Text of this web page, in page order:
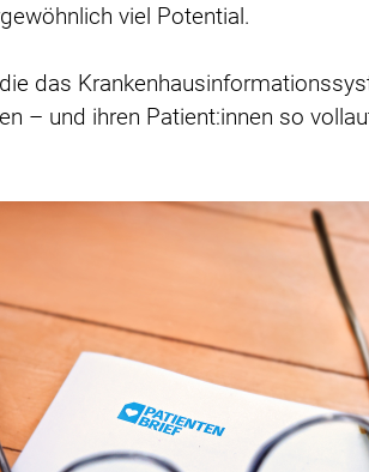
viel Potential.
das
– und ihren Patient:innen so